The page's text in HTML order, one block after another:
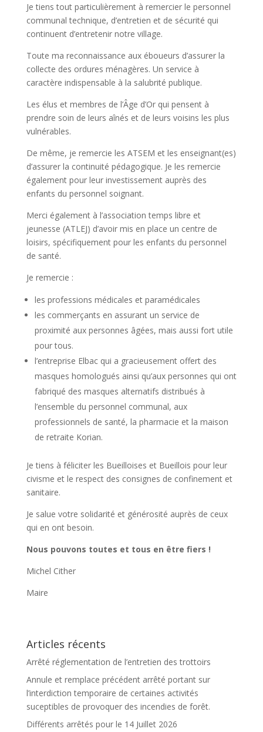
Je tiens tout particulièrement à remercier le personnel
communal technique, d’entretien et de sécurité qui
continuent d’entretenir notre village.
Toute ma reconnaissance aux éboueurs d’assurer la
collecte des ordures ménagères. Un service à
caractère indispensable à la salubrité publique.
Les élus et membres de l’Âge d’Or qui pensent à
prendre soin de leurs aînés et de leurs voisins les plus
vulnérables.
De même, je remercie les ATSEM et les enseignant(es)
d’assurer la continuité pédagogique. Je les remercie
également pour leur investissement auprès des
enfants du personnel soignant.
Merci également à l’association temps libre et
jeunesse (ATLEJ) d’avoir mis en place un centre de
loisirs, spécifiquement pour les enfants du personnel
de santé.
Je remercie :
les professions médicales et paramédicales
les commerçants en assurant un service de
proximité aux personnes âgées, mais aussi fort utile
pour tous.
l’entreprise Elbac qui a gracieusement offert des
masques homologués ainsi qu’aux personnes qui ont
fabriqué des masques alternatifs distribués à
l’ensemble du personnel communal, aux
professionnels de santé, la pharmacie et la maison
de retraite Korian.
Je tiens à féliciter les Bueilloises et Bueillois pour leur
civisme et le respect des consignes de confinement et
sanitaire.
Je salue votre solidarité et générosité auprès de ceux
qui en ont besoin.
Nous pouvons toutes et tous en être fiers !
Michel Cither
Maire
Articles récents
Arrêté réglementation de l’entretien des trottoirs
Annule et remplace précédent arrêté portant sur
l’interdiction temporaire de certaines activités
suceptibles de provoquer des incendies de forêt.
Différents arrêtés pour le 14 Juillet 2026